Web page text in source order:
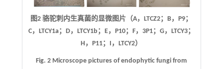
图2 骆驼刺内生真菌的显微图片（A，LTCZ2；B，P9；
C，LTCY1a；D，LTCY1b；E，P10；F，3P1；G，LTCY3；
H，P11；I，LTCY2）
Fig. 2 Microscope pictures of endophytic fungi from